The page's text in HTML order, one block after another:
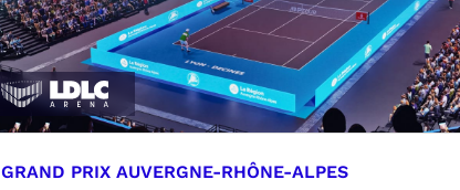
GRAND PRIX AUVERGNE-RHÔNE-ALPES